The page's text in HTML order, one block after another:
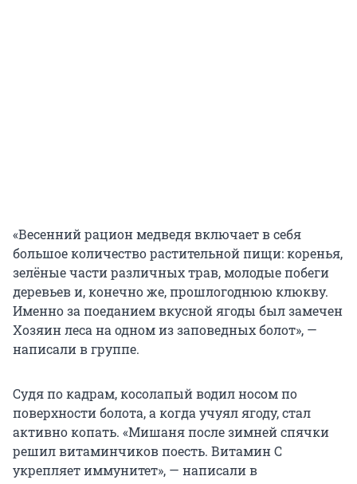
«Весенний рацион медведя включает в себя
большое количество растительной пищи: коренья,
зелёные части различных трав, молодые побеги
деревьев и, конечно же, прошлогоднюю клюкву.
Именно за поеданием вкусной ягоды был замечен
Хозяин леса на одном из заповедных болот», —
написали в группе.
Судя по кадрам, косолапый водил носом по
поверхности болота, а когда учуял ягоду, стал
активно копать. «Мишаня после зимней спячки
решил витаминчиков поесть. Витамин С
укрепляет иммунитет», — написали в